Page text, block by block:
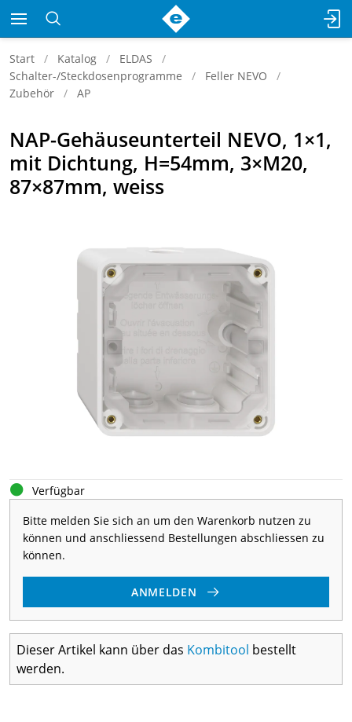
Start Katalog
ELDAS
Schalter-/Steckdosenprogramme
Feller NEVO
Zubehör
AP
NAP-Gehäuseunterteil NEVO, 1×1,
mit Dichtung, H=54mm, 3×M20,
87×87mm, weiss
Verfügbar
Bitte melden Sie sich an um den Warenkorb nutzen zu
können und anschliessend Bestellungen abschliessen zu
können.
ANMELDEN
Dieser Artikel kann über das Kombitool bestellt
werden.